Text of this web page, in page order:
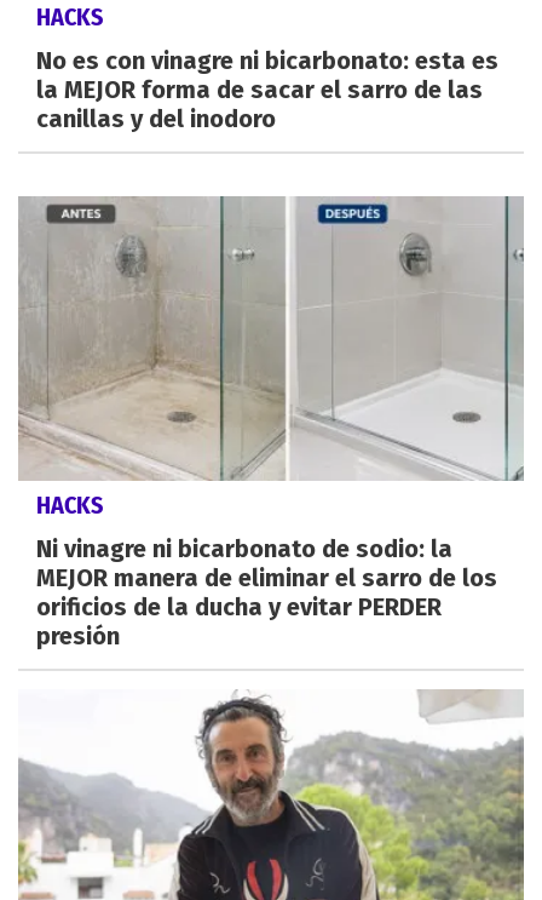
HACKS
No es con vinagre ni bicarbonato: esta es
la MEJOR forma de sacar el sarro de las
canillas y del inodoro
HACKS
Ni vinagre ni bicarbonato de sodio: la
MEJOR manera de eliminar el sarro de los
orificios de la ducha y evitar PERDER
presión